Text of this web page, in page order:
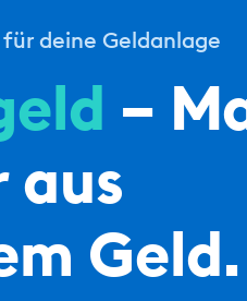
deine Geldanlage
–
aus
Geld.